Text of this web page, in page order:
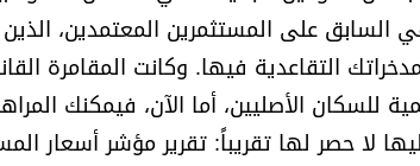
على المستثمرين المعتمدين،
التقاعدية فيها. وكانت المقامرة
الأصليين، أما الآن، فيمكنك
لا حصر لها تقريباً: تقرير مؤشر أسعار